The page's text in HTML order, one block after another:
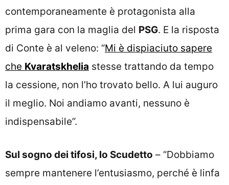
contemporaneamente è protagonista alla
prima gara con la maglia del PSG. E la risposta
di Conte è al veleno: “Mi è dispiaciuto sapere
che Kvaratskhelia stesse trattando da tempo
la cessione, non l’ho trovato bello. A lui auguro
il meglio. Noi andiamo avanti, nessuno è
indispensabile”.
Sul sogno dei tifosi, lo Scudetto – “Dobbiamo
sempre mantenere l’entusiasmo, perché è linfa